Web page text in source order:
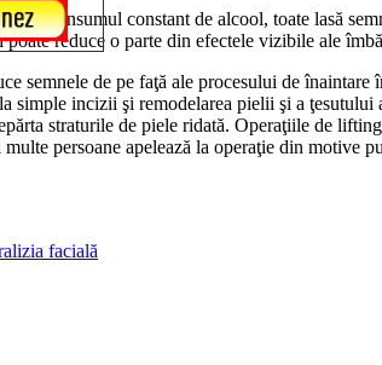
şi consumul constant de alcool, toate lasă
reduce o parte din efectele vizibile ale
semnele de pe faţă ale procesului de înaintare
simple incizii şi remodelarea pielii şi a ţesutului
straturile de piele ridată. Operaţiile de
persoane apelează la operaţie din motive
facială